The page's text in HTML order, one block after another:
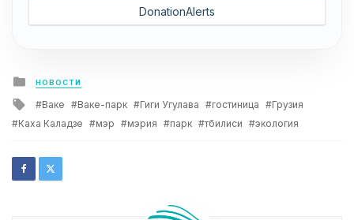
DonationAlerts
Posted
in
НОВОСТИ
Tagged
with
Ваке Ваке-парк Гиги Угулава гостиница
Грузия
Каха Каладзе
мэр мэрия парк тбилиси экология